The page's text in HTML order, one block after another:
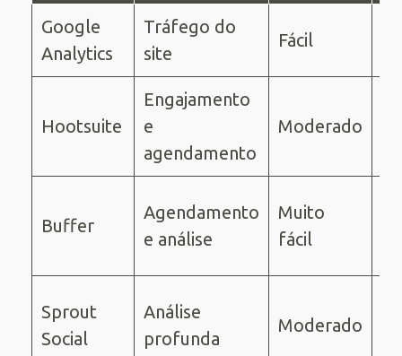
Google
Analytics
Tráfego do
site
Fácil
Hootsuite
Engajamento
e
agendamento
Moderado
Buffer
Agendamento
e análise
Muito
fácil
Sprout
Social
Análise
profunda
Moderado